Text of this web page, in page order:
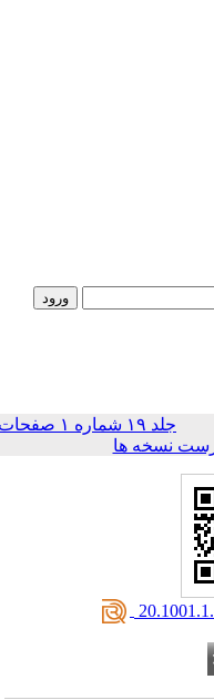
جلد ۱۹ شماره ۱ صفحات
نسخه ها